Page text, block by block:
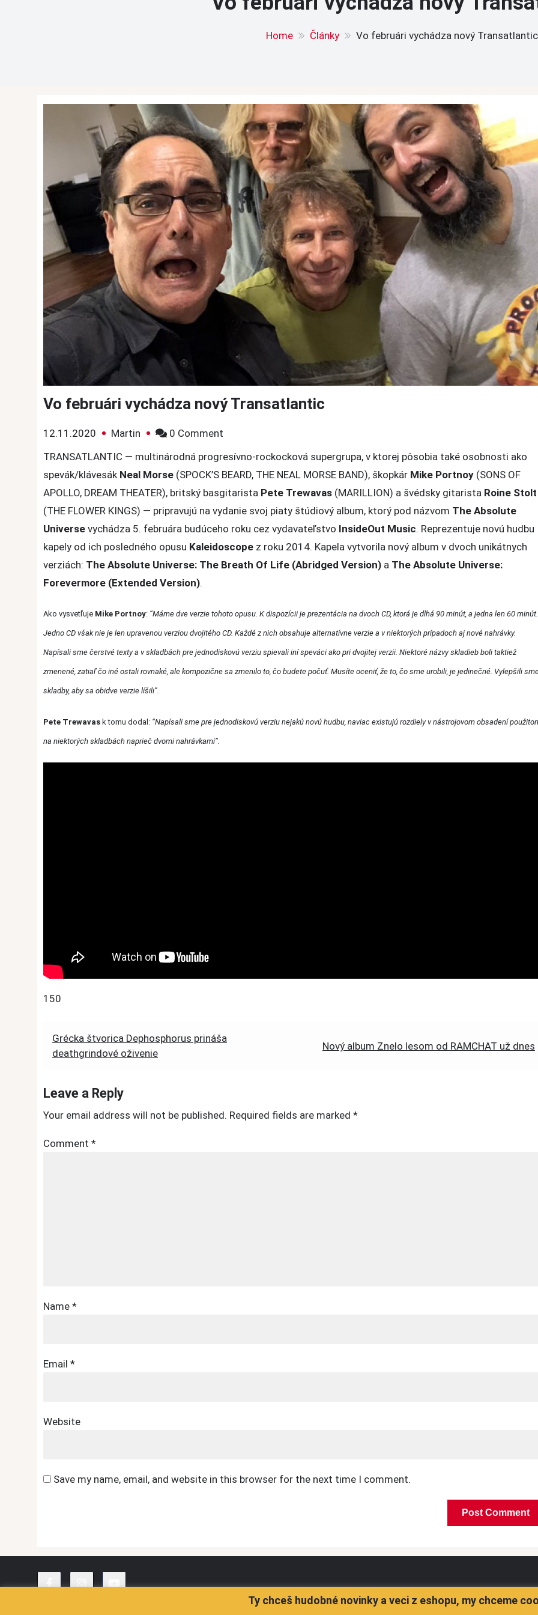
Home Články Vo februári vychádza nový Transatlantic
Vo februári vychádza nový Transatlantic
12.11.2020 Martin 0 Comment
vychádza
nový
Transatlantic
TRANSATLANTIC — multinárodná progresívno-rockocková supergrupa, v ktorej pôsobia také osobnosti ako
spevák/klávesák Neal Morse (SPOCK’S BEARD, THE NEAL MORSE BAND), škopkár Mike Portnoy (SONS OF
APOLLO, DREAM THEATER), britský basgitarista Pete Trewavas (MARILLION) a švédsky gitarista Roine Stolt
(THE FLOWER KINGS) — pripravujú na vydanie svoj piaty štúdiový album, ktorý pod názvom The Absolute
Universe vychádza 5. februára budúceho roku cez vydavateľstvo InsideOut Music. Reprezentuje novú hudbu
kapely od ich posledného opusu Kaleidoscope z roku 2014. Kapela vytvorila nový album v dvoch unikátnych
verziách: The Absolute Universe: The Breath Of Life (Abridged Version) a The Absolute Universe:
Forevermore (Extended Version).
Ako vysvetľuje Mike Portnoy: “Máme dve verzie tohoto opusu. K dispozícii je prezentácia na dvoch CD, ktorá je dlhá 90 minút, a jedna len 60 minút.
Jedno CD však nie je len upravenou verziou dvojitého CD. Každé z nich obsahuje alternatívne verzie a v niektorých prípadoch aj nové nahrávky.
Napísali sme čerstvé texty a v skladbách pre jednodiskovú verziu spievali iní speváci ako pri dvojitej verzii. Niektoré názvy skladieb boli taktiež
zmenené, zatiaľ čo iné ostali rovnaké, ale kompozične sa zmenilo to, čo budete počuť. Musíte oceniť, že to, čo sme urobili, je jedinečné. Vylepšili
skladby, aby sa obidve verzie líšili”.
Pete Trewavas k tomu dodal: “Napísali sme pre jednodiskovú verziu nejakú novú hudbu, naviac existujú rozdiely v nástrojovom obsadení
na niektorých skladbách naprieč dvomi nahrávkami”.
150
Post
navigation
Grécka štvorica Dephosphorus prináša
deathgrindové oživenie
Nový album Znelo lesom od RAMCHAT už dnes
Leave a Reply
Your email address will not be published. Required fields are marked *
Comment *
Name *
Email *
Website
Save my name, email, and website in this browser for the next time I comment.
Ty chceš hudobné novinky a veci z eshopu, my chceme